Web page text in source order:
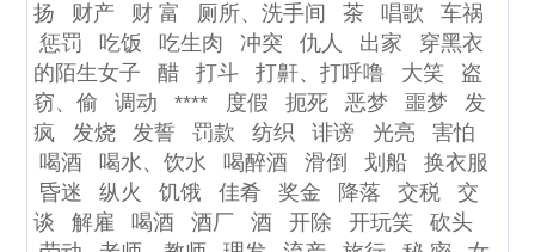
扬
财产 财 富 厕所、洗手间 茶 唱歌
车祸
惩罚
吃饭 吃生肉 冲突 仇人 出家
穿黑衣
的陌生女子
醋 打斗 打鼾、打呼噜 大笑
盗
窃、偷
调动 **** 度假 扼死 恶梦 噩梦
发
疯
发烧 发誓 罚款 纺织 诽谤 光亮
害怕
喝酒
喝水、饮水 喝醉酒 滑倒 划船
换衣服
昏迷
纵火 饥饿 佳肴 奖金 降落 交税
交
谈
解雇 喝酒 酒厂 酒 开除 开玩笑
砍头